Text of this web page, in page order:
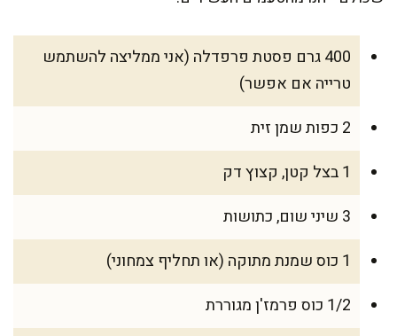
400 גרם פסטת פרפדלה (אני ממליצה להשתמש
טרייה אם אפשר)
2 כפות שמן זית
1 בצל קטן, קצוץ דק
3 שיני שום, כתושות
1 כוס שמנת מתוקה (או תחליף צמחוני)
1/2 כוס פרמז'ן מגוררת